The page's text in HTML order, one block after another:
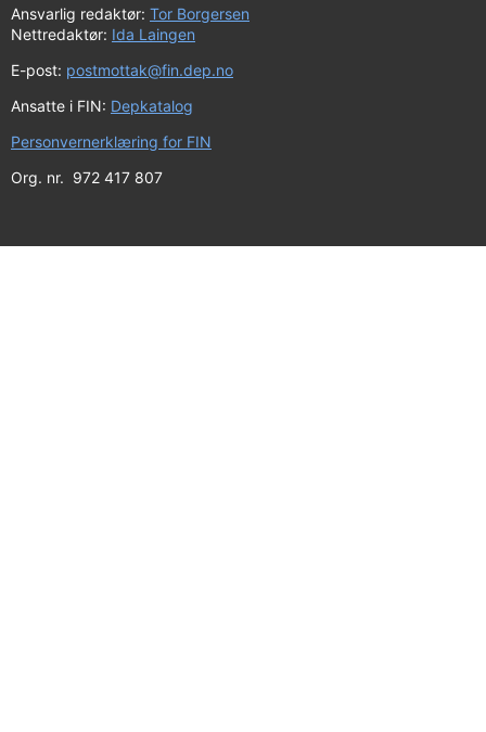
Ansvarlig redaktør: Tor Borgersen
Nettredaktør: Ida Laingen
E-post: postmottak@fin.dep.no
Ansatte i FIN: Depkatalog
Personvernerklæring for FIN
Org. nr. 972 417 807